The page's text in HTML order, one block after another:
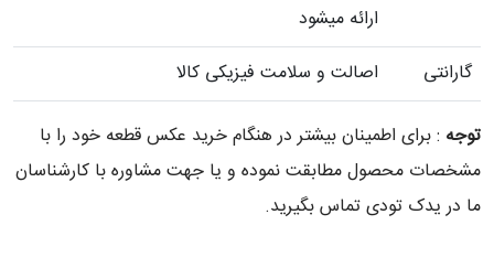
ارائه میشود
گارانتی
اصالت و سلامت فیزیکی کالا
توجه : برای اطمینان بیشتر در هنگام خرید عکس قطعه خود را با
مشخصات محصول مطابقت نموده و یا جهت مشاوره با کارشناسان
ما در یدک تودی تماس بگیرید.